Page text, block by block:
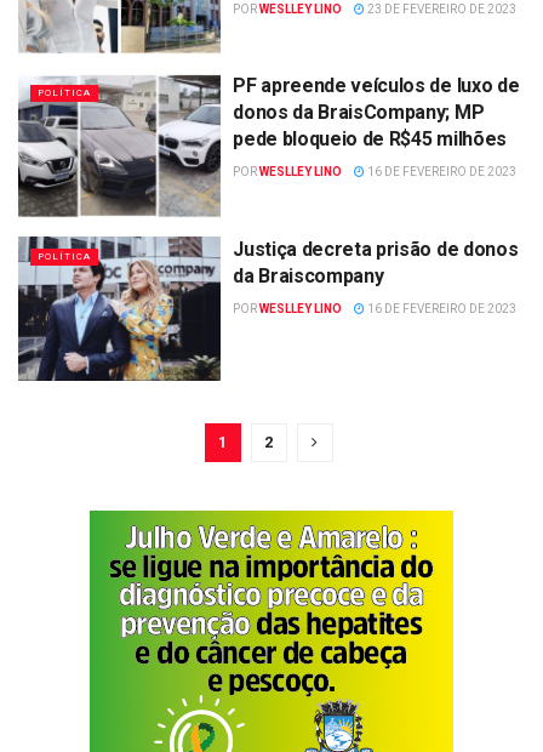
PORWESLLEY LINO 23 DE FEVEREIRO DE 2023
POLÍTICA
PF apreende veículos de luxo de
donos da BraisCompany; MP
pede bloqueio de R$45 milhões
PORWESLLEY LINO 16 DE FEVEREIRO DE 2023
POLÍTICA
Justiça decreta prisão de donos
da Braiscompany
PORWESLLEY LINO 16 DE FEVEREIRO DE 2023
1 2